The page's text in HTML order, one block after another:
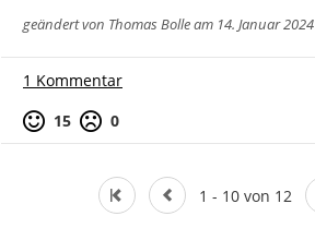
geändert von Thomas Bolleam 14. Januar 2024
1 Kommentar
Positive Bewertung
15 Negative Bewertung
0
1 - 10 von 12